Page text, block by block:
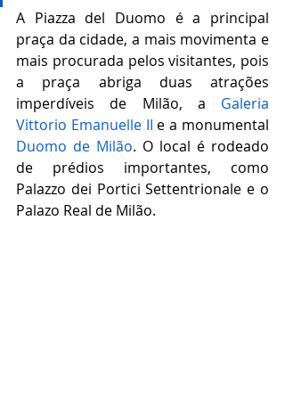
A Piazza del Duomo é a principal
praça da cidade, a mais movimenta e
mais procurada pelos visitantes, pois
a praça abriga duas atrações
imperdíveis de Milão, a Galeria
Vittorio Emanuelle II
Duomo de Milão. O local é rodeado
de prédios importantes, como
Palazzo dei Portici Settentrionale e o
Palazo Real de Milão.